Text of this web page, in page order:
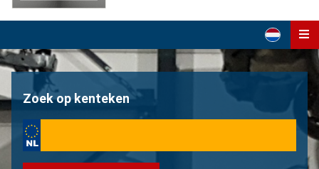
Home
Over ons
Contact
Zoek op kenteken